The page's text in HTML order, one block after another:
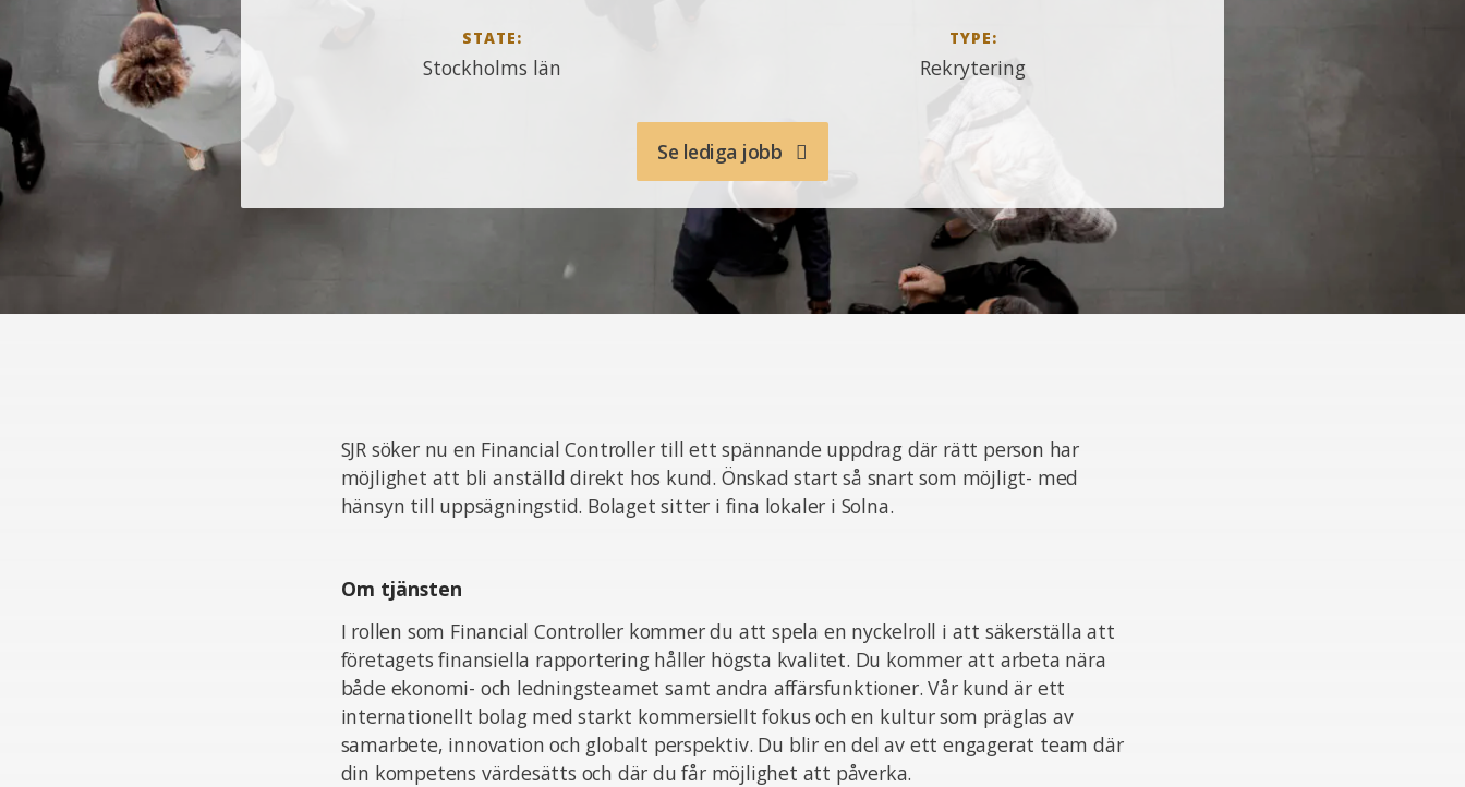
STATE:
Stockholms län
TYPE:
Rekrytering
Se lediga jobb
SJR söker nu en Financial Controller till ett spännande uppdrag där rätt person har
möjlighet att bli anställd direkt hos kund. Önskad start så snart som möjligt- med
hänsyn till uppsägningstid. Bolaget sitter i fina lokaler i Solna.
Om tjänsten
I rollen som Financial Controller kommer du att spela en nyckelroll i att säkerställa att
företagets finansiella rapportering håller högsta kvalitet. Du kommer att arbeta nära
både ekonomi- och ledningsteamet samt andra affärsfunktioner. Vår kund är ett
internationellt bolag med starkt kommersiellt fokus och en kultur som präglas av
samarbete, innovation och globalt perspektiv. Du blir en del av ett engagerat team där
din kompetens värdesätts och där du får möjlighet att påverka.